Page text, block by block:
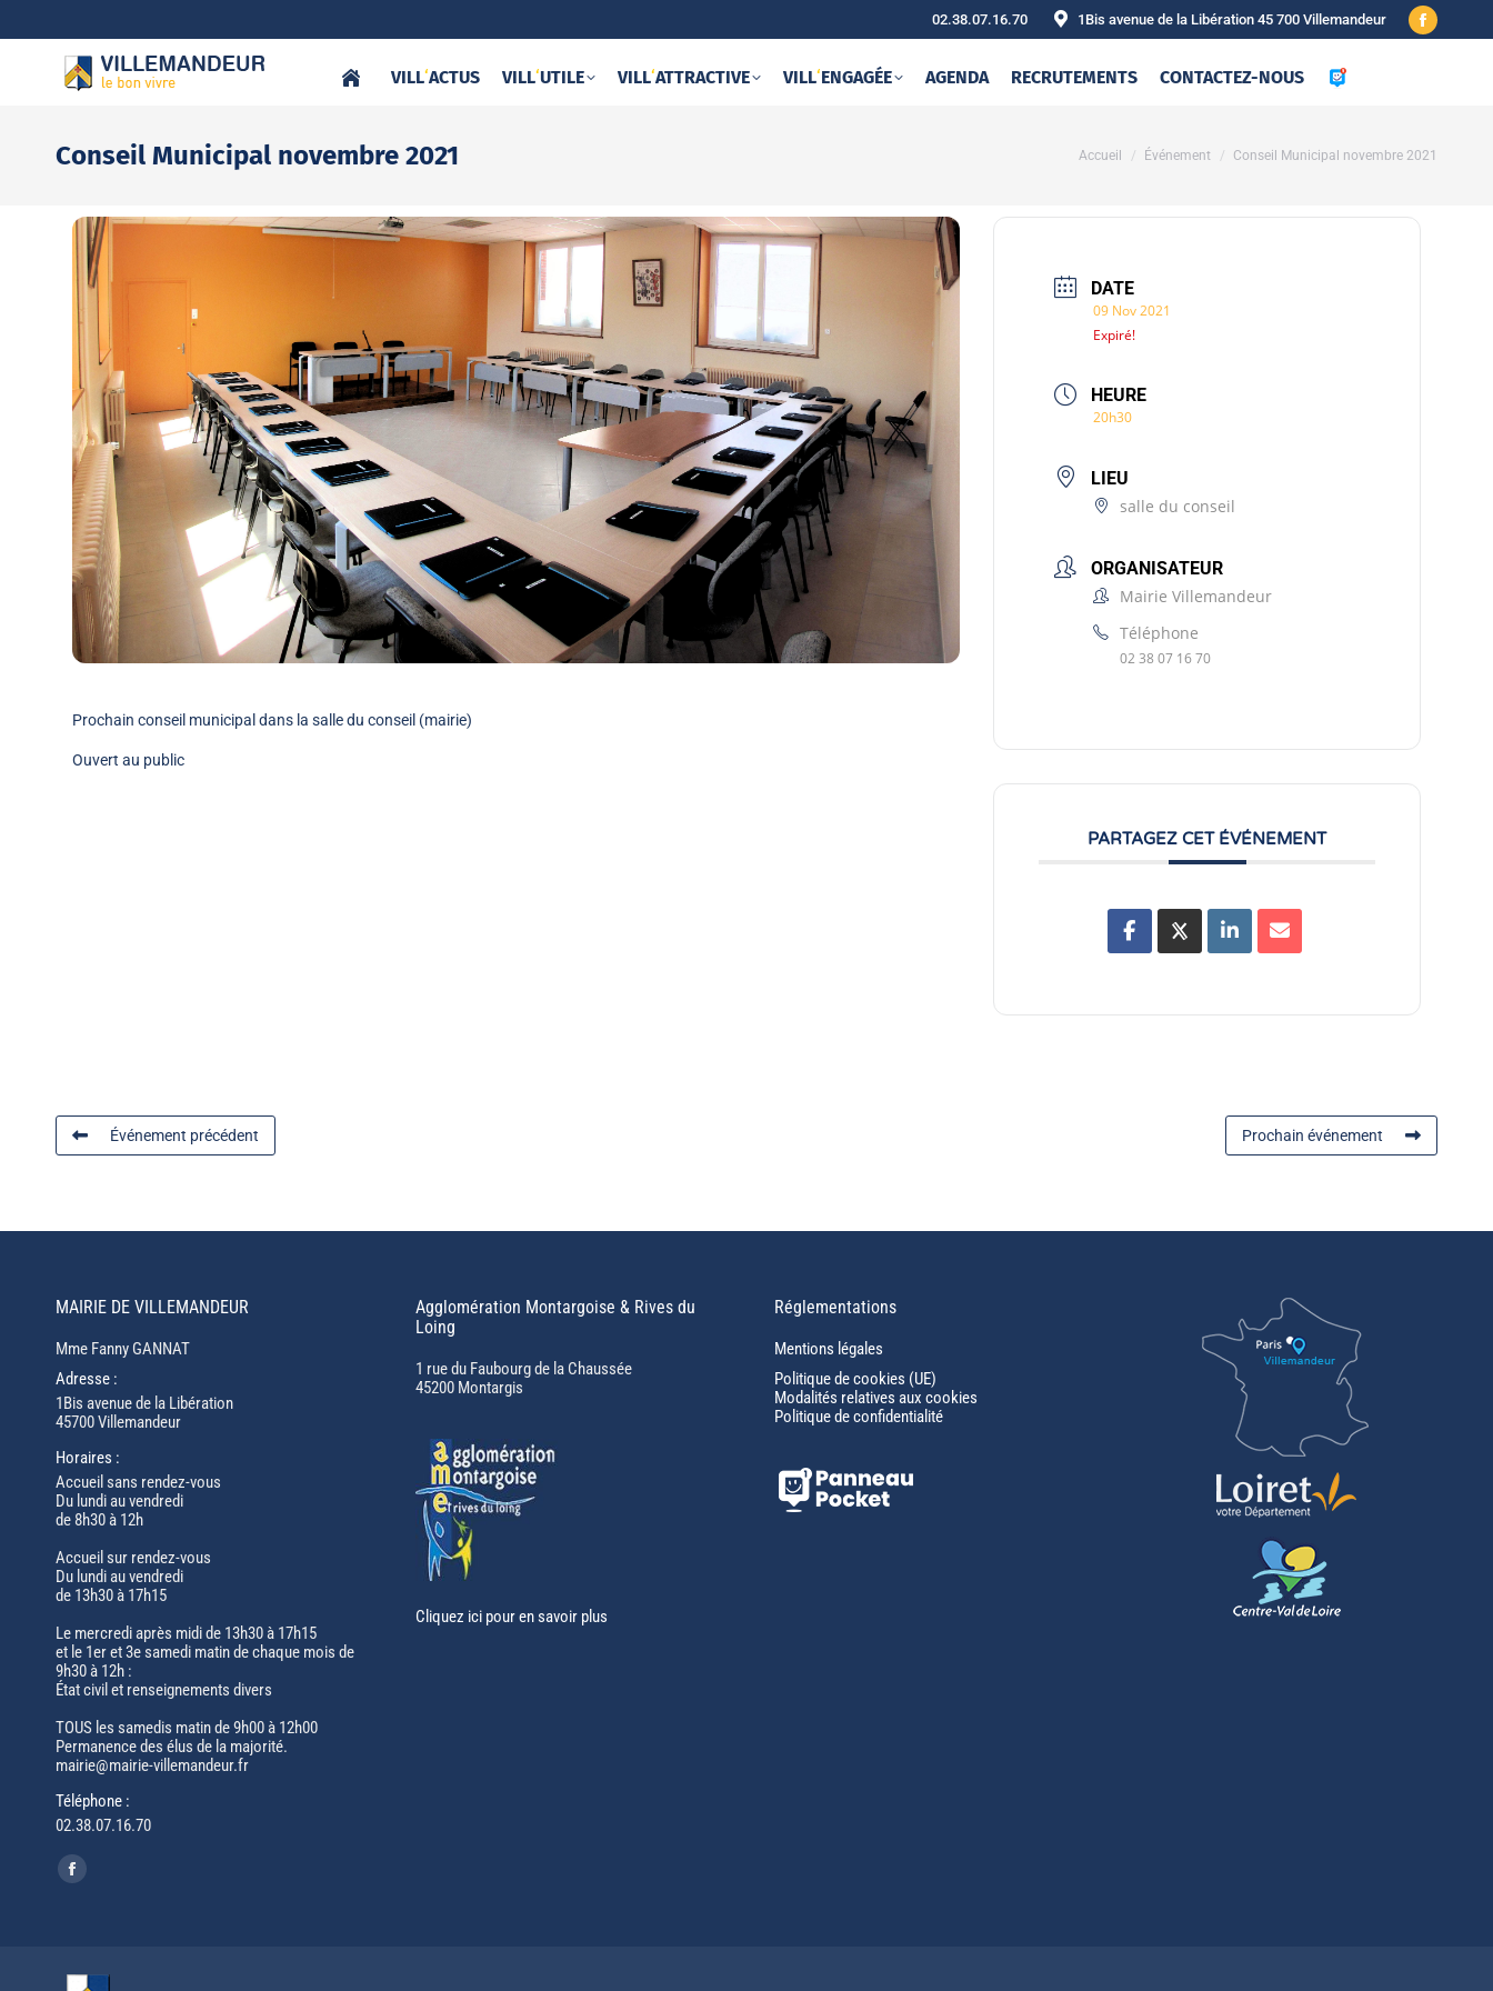
02.38.07.16.70 1Bis avenue de la Libération 45 700 Villemandeur
Facebook
new
VILL‘ACTUS VILL‘UTILE VILL‘ATTRACTIVE VILL‘ENGAGÉE AGENDA RECRUTEMENTS CONTACTEZ-NOUS
Conseil Municipal novembre 2021 Vous êtes ici :
Accueil Événement Conseil Municipal novembre 2021
Prochain conseil municipal dans la salle du conseil (mairie)
Ouvert au public
DATE
09 Nov 2021
Expiré!
HEURE
20h30
LIEU
salle du conseil
ORGANISATEUR
Mairie Villemandeur
Téléphone
02 38 07 16 70
PARTAGEZ CET ÉVÉNEMENT
Événement précédent Prochain événement
MAIRIE DE VILLEMANDEUR
Mme Fanny GANNAT
Adresse :
1Bis avenue de la Libération
45700 Villemandeur
Horaires :
Accueil sans rendez-vous
Du lundi au vendredi
de 8h30 à 12h
Accueil sur rendez-vous
Du lundi au vendredi
de 13h30 à 17h15
Le mercredi après midi de 13h30 à 17h15
et le 1er et 3e samedi matin de chaque mois de
9h30 à 12h :
État civil et renseignements divers
TOUS les samedis matin de 9h00 à 12h00
Permanence des élus de la majorité.
mairie@mairie-villemandeur.fr
Téléphone :
02.38.07.16.70
Trouvez nous sur :
Facebook
Agglomération Montargoise & Rives du
Loing
1 rue du Faubourg de la Chaussée
45200 Montargis
Cliquez ici pour en savoir plus
Réglementations
Mentions légales
Politique de cookies (UE)
Modalités relatives aux cookies
Politique de confidentialité